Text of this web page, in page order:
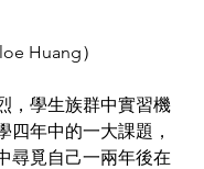
Huang）
，學生族群中實習機
四年中的一大課題，
尋覓自己一兩年後在